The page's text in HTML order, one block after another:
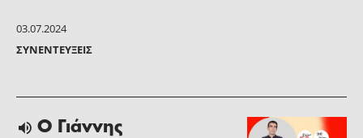
03.07.2024
ΣΥΝΕΝΤΕΎΞΕΙΣ
Ο Γιάννης